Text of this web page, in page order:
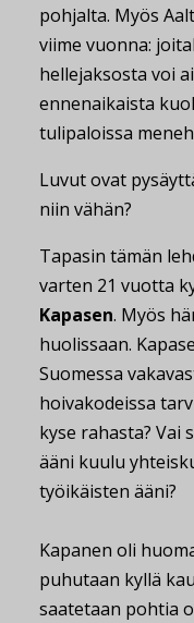
pohjalta. Myös
viime vuonna:
hellejaksosta voi
ennenaikaista
tulipaloissa
Luvut ovat
niin vähän?
Tapasin tämän
varten 21 vuotta
Kapasen. Myös
huolissaan.
Suomessa
hoivakodeissa
kyse rahasta? Vai
ääni kuulu
työikäisten ääni?
Kapanen oli
puhutaan kyllä
saatetaan pohtia